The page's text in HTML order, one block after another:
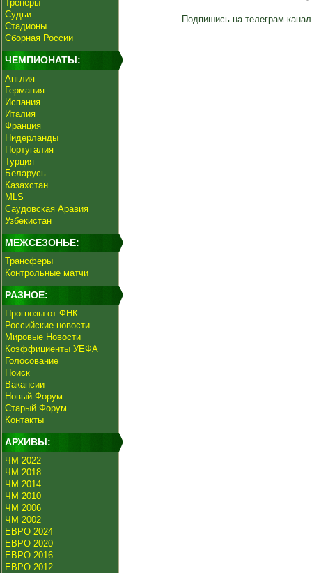
Тренеры
Судьи
Стадионы
Сборная России
ЧЕМПИОНАТЫ:
Англия
Германия
Испания
Италия
Франция
Нидерланды
Португалия
Турция
Беларусь
Казахстан
MLS
Саудовская Аравия
Узбекистан
МЕЖСЕЗОНЬЕ:
Трансферы
Контрольные матчи
РАЗНОЕ:
Прогнозы от ФНК
Российские новости
Мировые Новости
Коэффициенты УЕФА
Голосование
Поиск
Вакансии
Новый Форум
Старый Форум
Контакты
АРХИВЫ:
ЧМ 2022
ЧМ 2018
ЧМ 2014
ЧМ 2010
ЧМ 2006
ЧМ 2002
ЕВРО 2024
ЕВРО 2020
ЕВРО 2016
ЕВРО 2012
Подпишись на телеграм-